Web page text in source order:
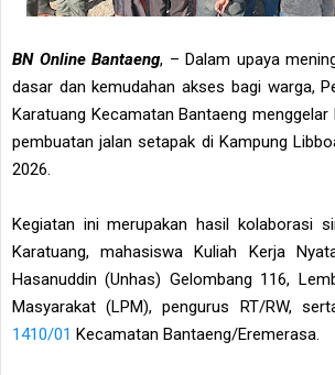
BN Online Bantaeng, – Dalam upaya
dasar dan kemudahan akses bagi warga,
Karatuang Kecamatan Bantaeng
pembuatan jalan setapak di Kampung
2026.
Kegiatan ini merupakan hasil kolaborasi
Karatuang, mahasiswa Kuliah Kerja
Hasanuddin (Unhas) Gelombang 116,
Masyarakat (LPM), pengurus RT/RW,
1410/01 Kecamatan Bantaeng/Eremerasa.